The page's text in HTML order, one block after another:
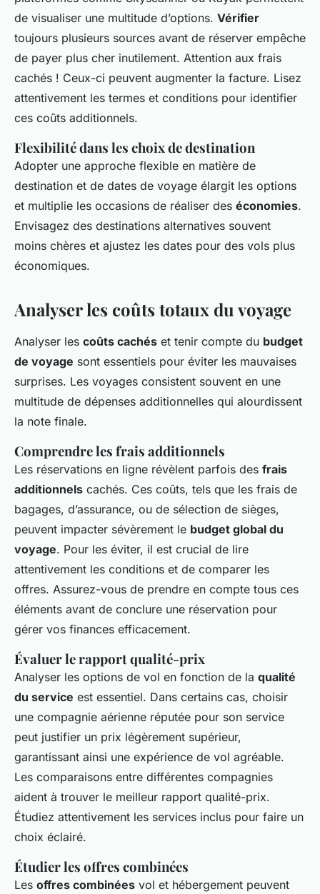
de visualiser une multitude d’options. Vérifier
toujours plusieurs sources avant de réserver empêche
de payer plus cher inutilement. Attention aux frais
cachés ! Ceux-ci peuvent augmenter la facture. Lisez
attentivement les termes et conditions pour identifier
ces coûts additionnels.
Flexibilité dans les choix de destination
Adopter une approche flexible en matière de
destination et de dates de voyage élargit les options
et multiplie les occasions de réaliser des économies.
Envisagez des destinations alternatives souvent
moins chères et ajustez les dates pour des vols plus
économiques.
Analyser les coûts totaux du voyage
Analyser les coûts cachés et tenir compte du budget
de voyage sont essentiels pour éviter les mauvaises
surprises. Les voyages consistent souvent en une
multitude de dépenses additionnelles qui alourdissent
la note finale.
Comprendre les frais additionnels
Les réservations en ligne révèlent parfois des frais
additionnels cachés. Ces coûts, tels que les frais de
bagages, d’assurance, ou de sélection de sièges,
peuvent impacter sévèrement le budget global du
voyage. Pour les éviter, il est crucial de lire
attentivement les conditions et de comparer les
offres. Assurez-vous de prendre en compte tous ces
éléments avant de conclure une réservation pour
gérer vos finances efficacement.
Évaluer le rapport qualité-prix
Analyser les options de vol en fonction de la qualité
du service est essentiel. Dans certains cas, choisir
une compagnie aérienne réputée pour son service
peut justifier un prix légèrement supérieur,
garantissant ainsi une expérience de vol agréable.
Les comparaisons entre différentes compagnies
aident à trouver le meilleur rapport qualité-prix.
Étudiez attentivement les services inclus pour faire un
choix éclairé.
Étudier les offres combinées
Les offres combinées vol et hébergement peuvent